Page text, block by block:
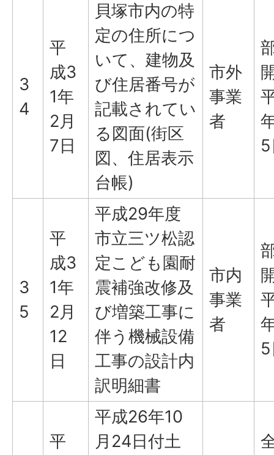
3
4
平
成3
1年
2月
7日
貝塚市内の特
定の住所につ
いて、建物及
び住居番号が
記載されてい
る図面(街区
図、住居表示
台帳)
市外
事業
者
3
5
平
成3
1年
2月
12
日
平成29年度
市立三ツ松認
定こども園耐
震補強改修及
び増築工事に
伴う機械設備
工事の設計内
訳明細書
市内
事業
者
平
平成26年10
月24日付土